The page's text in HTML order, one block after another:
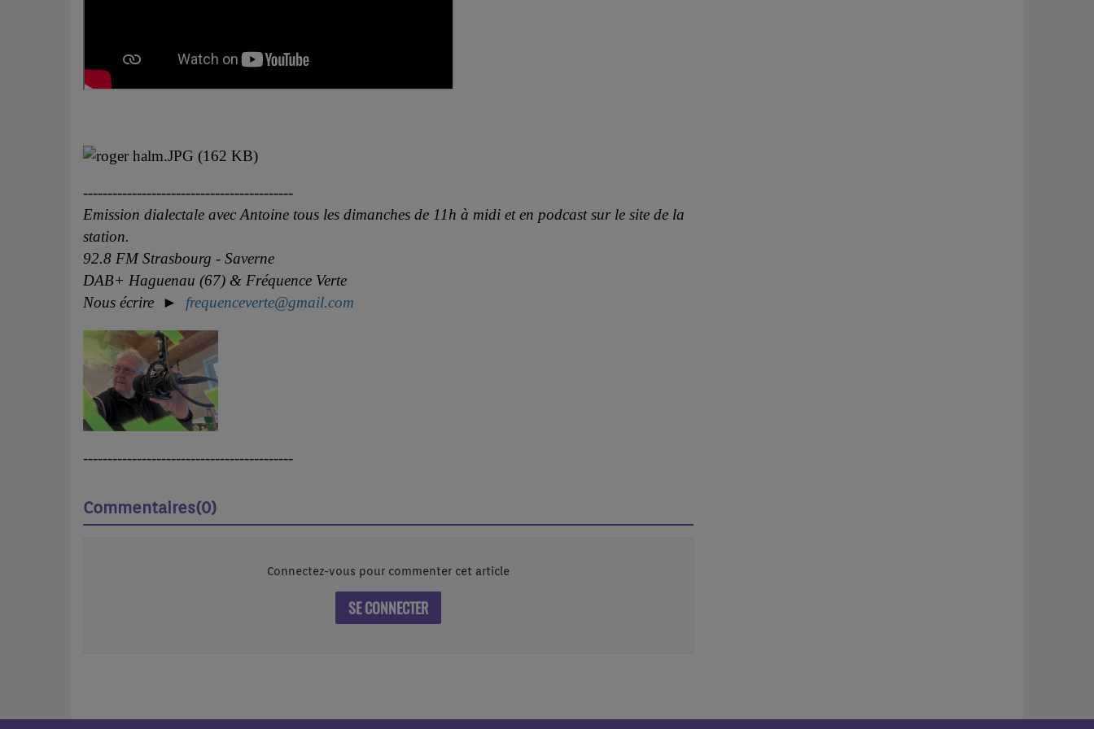
-------------------------------------------
Emission dialectale avec Antoine tous les dimanches de 11h à midi et en podcast sur le site de la
station.
92.8 FM Strasbourg - Saverne
DAB+ Haguenau (67) & Fréquence Verte
Nous écrire ► frequenceverte@gmail.com
-------------------------------------------
Commentaires(0)
Connectez-vous pour commenter cet article
SE CONNECTER